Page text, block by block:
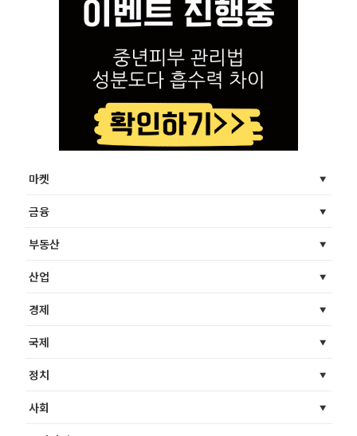
마켓
금융
부동산
산업
경제
국제
정치
사회